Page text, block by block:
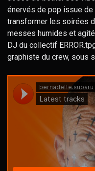
énervés de pop issue
transformer les soirées
messes humides et
DJ du collectif
graphiste du crew, sous